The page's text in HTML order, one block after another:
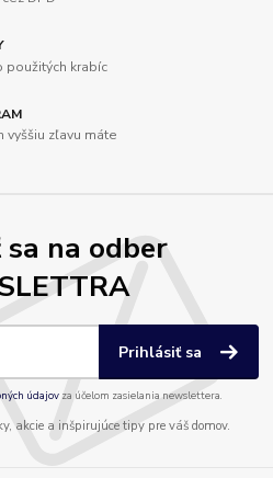
krabíc
vyššiu zľavu máte
na odber
Prihlásiť sa
údajov za účelom zasielania newslettera.
akcie a inšpirujúce tipy pre váš domov.